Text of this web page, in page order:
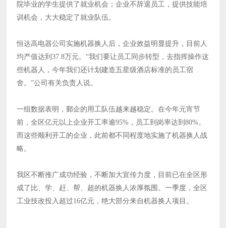
院毕业的学生提供了就业机会；企业不辞退员工，提供技能培
训机会，大大稳定了就业队伍。
恒达高电器公司实施机器换人后，企业效益明显提升，目前人
均产值达到37.8万元。“我们要让员工同步转型，去指挥操作这
些机器人，今年我们还计划建造五星级酒店标准的员工宿
舍。”公司有关负责人说。
一组数据表明，鄞企的用工队伍越来越稳定。在今年元宵节
前，全区亿元以上企业开工率逾95%，员工到岗率达到80%。
而这些顺利开工的企业，此前都不同程度地实施了机器换人战
略。
我区不断推广成功经验，不断加大宣传力度，目前已在全区形
成了比、学、赶、帮、超的机器换人浓厚氛围。一季度，全区
工业技改投入超过16亿元，绝大部分来自机器换人项目。